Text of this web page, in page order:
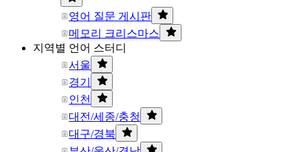
영어 질문 게시판
메모리 크리스마스
지역별 언어 스터디
서울
경기
인천
대전/세종/충청
대구/경북